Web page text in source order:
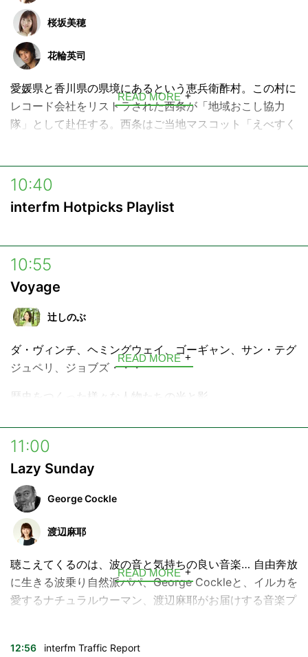
“絆”のコミュニティの参加方法
1.「“絆”のコミュニティ」のURL にアクセス。
2. 画面左上「新規登録」ボタンからメールアドレスの登
録作業を行ってください。
3. ご入力いただいたメールアドレス宛てに届いたメール
からユーザー登録用URLにアクセスします。
桜坂美穂
花輪英司
愛媛県と香川県の県境にあるという恵兵衛酢村。この村に
レコード会社をリストラされた西条が「地域おこし協力
隊」として赴任する。西条はご当地マスコット「えべすく
西条のリストラのせいでデビューを逃したミュージシャン
との偶然の再会や地域に伝わる歴史ロマンが交錯する「地
方創生ファンタジー」。
READ MORE
10:40
interfm Hotpicks Playlist
10:55
Voyage
辻しのぶ
ダ・ヴィンチ、ヘミングウェイ、ゴーギャン、サン・テグ
ジュペリ、ジョブズ・・・
歴史をつくった様々な人物たちの光と影。
そして今なお色あせない、その生きざまを言葉で旅する4
分の物語「Voyage」。
少し乾きかけたあなたの心に、好奇心という名の水分補
給。今日のあなたへinterfmから言葉の贈り物です。
ハッシュタグ →
---
■放送時間
月曜日〜金曜日 6:52 / 9:55 / 10:28
日曜日 10:55 / 15:55
READ MORE
11:00
Lazy Sunday
George Cockle
渡辺麻耶
聴こえてくるのは、波の音と気持ちの良い音楽… 自由奔放
に生きる波乗り自然派パパ、George Cockleと、イルカを
愛するナチュラルウーマン、渡辺麻耶がお届けする音楽プ
興味のないことは一瞬で忘れるけれど、大好きな曲の情報
READ MORE
12:56 interfm Traffic Report